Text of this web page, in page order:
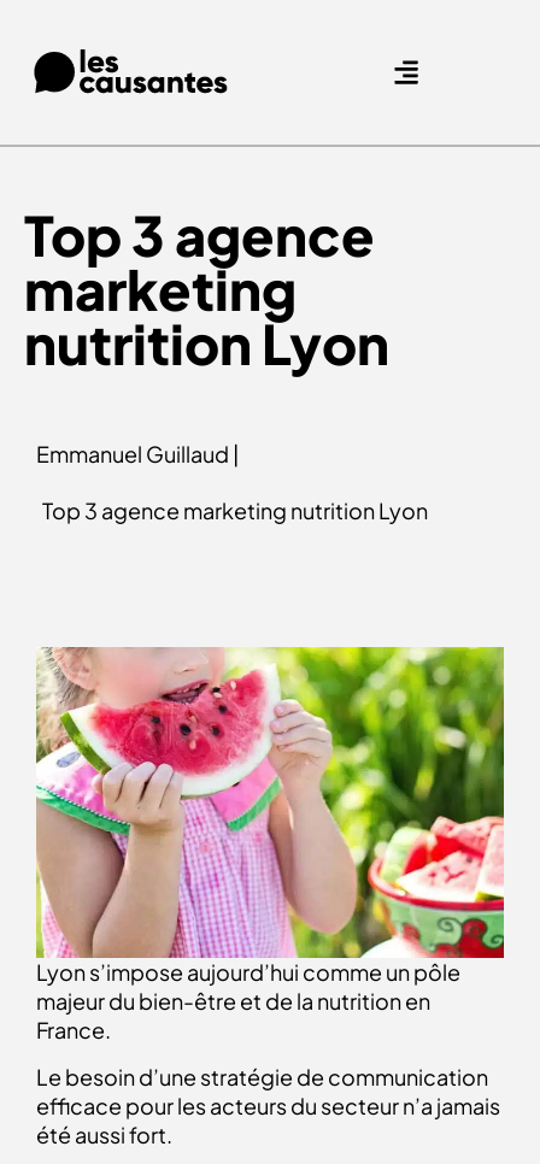
Top 3 agence
marketing
nutrition Lyon
Emmanuel Guillaud |
Top 3 agence marketing nutrition Lyon
Lyon s’impose aujourd’hui comme un pôle
majeur du bien-être et de la nutrition en
France.
Le besoin d’une stratégie de communication
efficace pour les acteurs du secteur n’a jamais
été aussi fort.